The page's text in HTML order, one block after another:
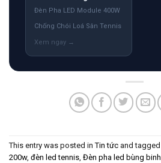
Đèn Pha LED Module 400W
Chống Chói Loá Sân Tennis
This entry was posted inTin tức and tagged
200w, đèn led tennis, Đèn pha led bùng binh